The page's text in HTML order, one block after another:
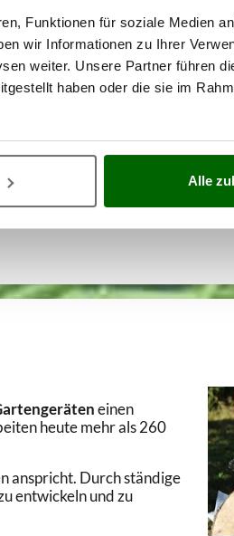
Funktionen für soziale Medien
wir Informationen zu Ihrer
weiter. Unsere Partner führen
haben oder die sie im
Alle
einen
heute mehr als 260
anspricht. Durch ständige
entwickeln und zu